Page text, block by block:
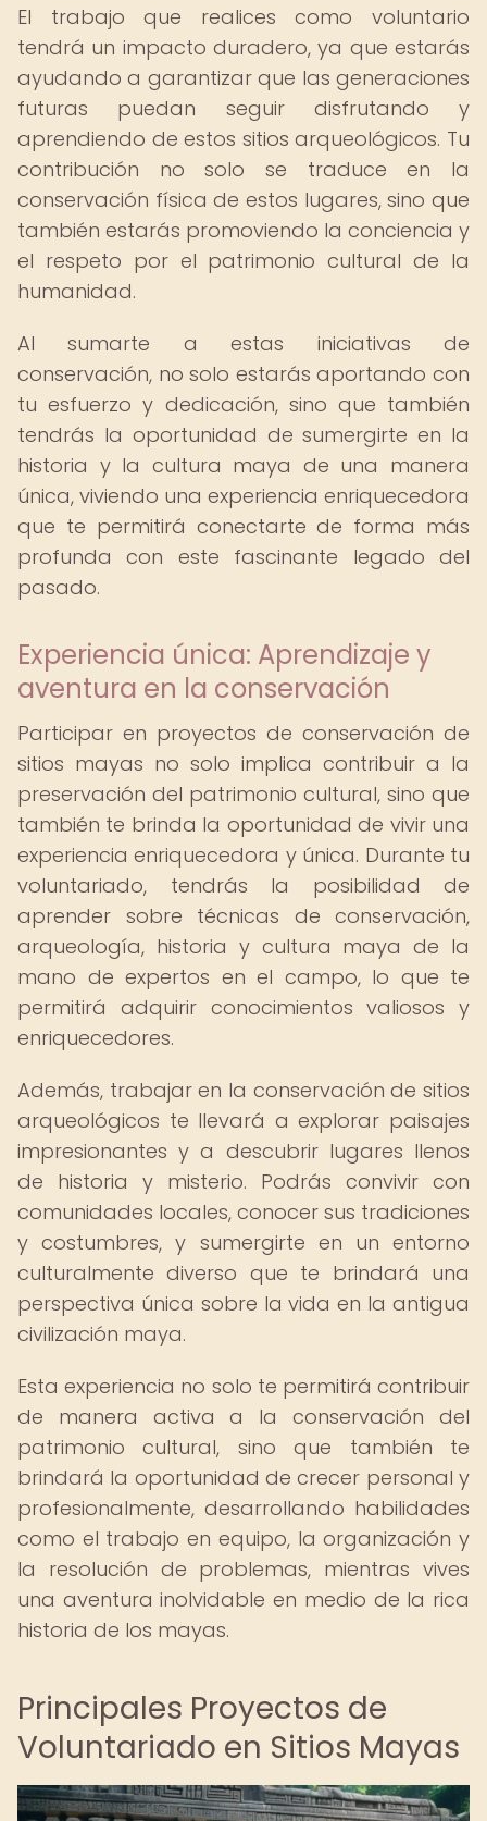
El trabajo que realices como voluntario
tendrá un impacto duradero, ya que estarás
ayudando a garantizar que las generaciones
futuras puedan seguir disfrutando y
aprendiendo de estos sitios arqueológicos. Tu
contribución no solo se traduce en la
conservación física de estos lugares, sino que
también estarás promoviendo la conciencia y
el respeto por el patrimonio cultural de la
humanidad.
Al sumarte a estas iniciativas de
conservación, no solo estarás aportando con
tu esfuerzo y dedicación, sino que también
tendrás la oportunidad de sumergirte en la
historia y la cultura maya de una manera
única, viviendo una experiencia enriquecedora
que te permitirá conectarte de forma más
profunda con este fascinante legado del
pasado.
Experiencia única: Aprendizaje y
aventura en la conservación
Participar en proyectos de conservación de
sitios mayas no solo implica contribuir a la
preservación del patrimonio cultural, sino que
también te brinda la oportunidad de vivir una
experiencia enriquecedora y única. Durante tu
voluntariado, tendrás la posibilidad de
aprender sobre técnicas de conservación,
arqueología, historia y cultura maya de la
mano de expertos en el campo, lo que te
permitirá adquirir conocimientos valiosos y
enriquecedores.
Además, trabajar en la conservación de sitios
arqueológicos te llevará a explorar paisajes
impresionantes y a descubrir lugares llenos
de historia y misterio. Podrás convivir con
comunidades locales, conocer sus tradiciones
y costumbres, y sumergirte en un entorno
culturalmente diverso que te brindará una
perspectiva única sobre la vida en la antigua
civilización maya.
Esta experiencia no solo te permitirá contribuir
de manera activa a la conservación del
patrimonio cultural, sino que también te
brindará la oportunidad de crecer personal y
profesionalmente, desarrollando habilidades
como el trabajo en equipo, la organización y
la resolución de problemas, mientras vives
una aventura inolvidable en medio de la rica
historia de los mayas.
Principales Proyectos de
Voluntariado en Sitios Mayas